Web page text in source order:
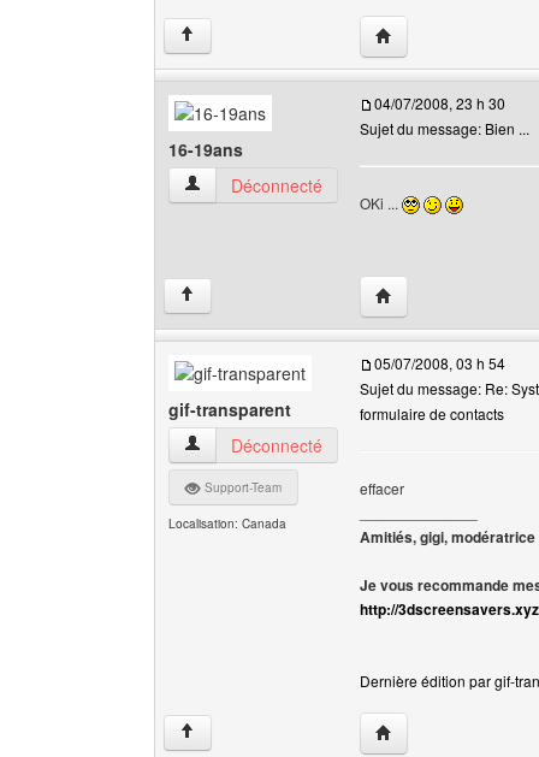
↑ Visiter le site web
16-19ans
16-19ans Voir le profil de l'utilisateur
Déconnecté
04/07/2008, 23 h 30
Sujet du message: Bien ...
OKi ...
↑ Visiter le site web
gif-transparent
gif-transparent Voir le profil de l'utilisateur
Déconnecté
Support-Team
Localisation: Canada
05/07/2008, 03 h 54
Sujet du message: Re:
formulaire de contacts
effacer
Amitiés, gigi, modératrice
Je vous recommande
http://3dscreensavers.xyz
Dernière édition par gif-
↑ Visiter le site web